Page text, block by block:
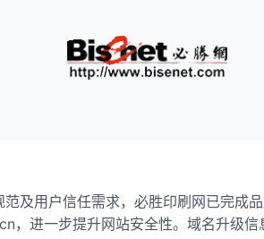
及用户信任需求，必胜印刷网已完成
，进一步提升网站安全性。域名升级信